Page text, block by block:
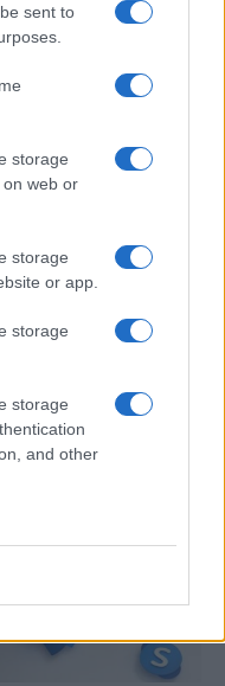
sent to
storage
web or
storage
or app.
storage
storage
and other
Squad, más